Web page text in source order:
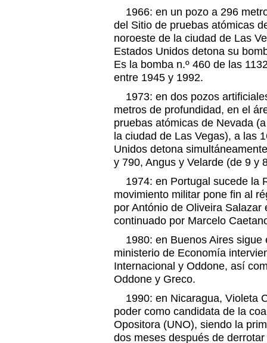
1966: en un pozo a 296
del Sitio de pruebas atómicas
noroeste de la ciudad de Las
Estados Unidos detona su
Es la bomba n.º 460 de las
entre 1945 y 1992.
1973: en dos pozos
metros de profundidad, en el
pruebas atómicas de Nevada
la ciudad de Las Vegas), a las
Unidos detona
y 790, Angus y Velarde (de 9 y
1974: en Portugal sucede la
movimiento militar pone fin al
por António de Oliveira Salazar
continuado por Marcelo
1980: en Buenos Aires sigue
ministerio de Economía
Internacional y Oddone, así
Oddone y Greco.
1990: en Nicaragua, Violeta
poder como candidata de la
Opositora (UNO), siendo la
dos meses después de